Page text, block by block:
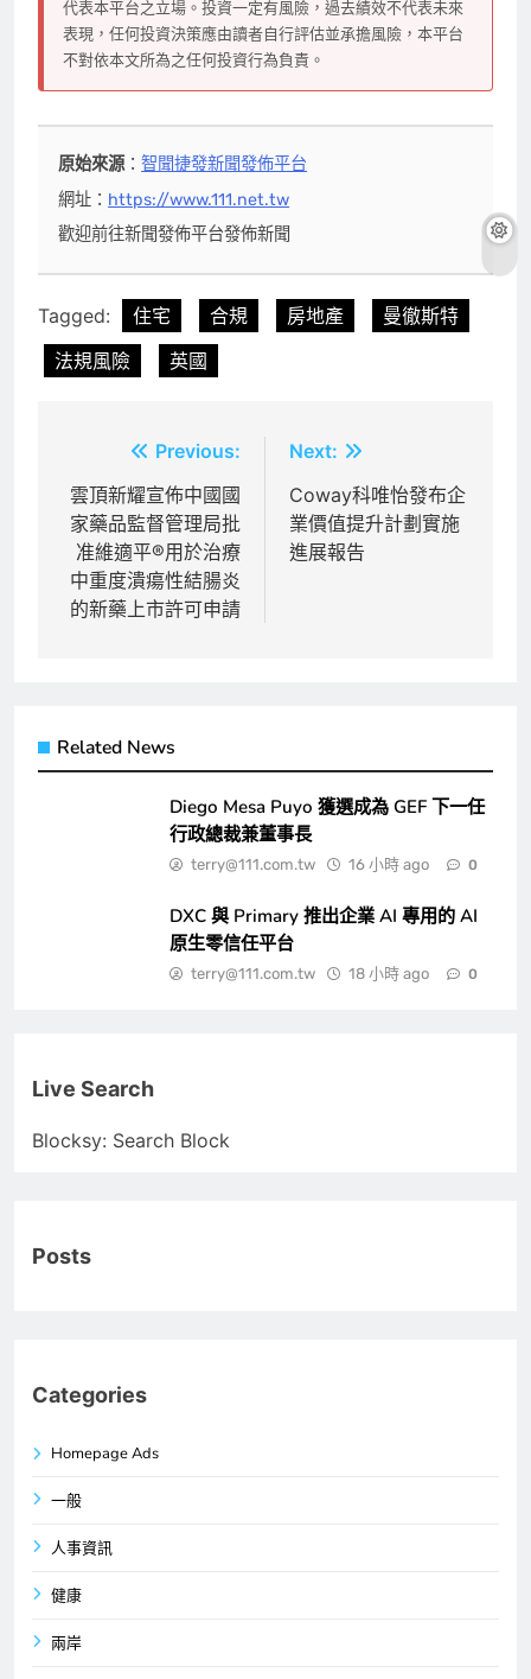
代表本平台之立場。投資一定有風險，過去績效不代表未來
表現，任何投資決策應由讀者自行評估並承擔風險，本平台
不對依本文所為之任何投資行為負責。
原始來源：智聞捷發新聞發佈平台
網址： https://www.111.net.tw
歡迎前往新聞發佈平台發佈新聞
Tagged: 住宅 合規 房地產
曼徹斯特
法規風險
英國
章
導
覽
Previous:
雲頂新耀宣佈中國國
家藥品監督管理局批
准維適平®用於治療
中重度潰瘍性結腸炎
的新藥上市許可申請
Next:
Coway科唯怡發布企
業價值提升計劃實施
進展報告
Related News
Diego Mesa Puyo 獲選成為 GEF 下一任
行政總裁兼董事長
terry@111.com.tw 16 小時 ago 0
DXC 與 Primary 推出企業 AI 專用的 AI
原生零信任平台
terry@111.com.tw 18 小時 ago 0
Live Search
Blocksy: Search Block
Posts
Categories
Homepage Ads
一般
人事資訊
健康
兩岸